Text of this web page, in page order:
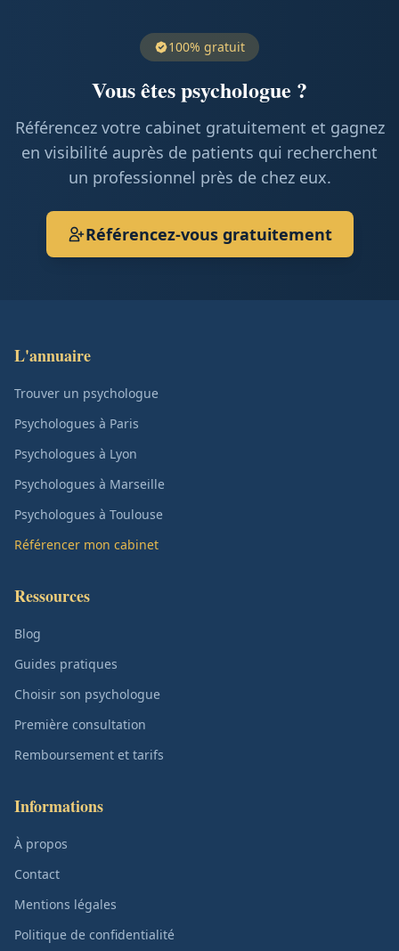
100% gratuit
Vous êtes psychologue ?
Référencez votre cabinet gratuitement et gagnez
en visibilité auprès de patients qui recherchent
un professionnel près de chez eux.
Référencez-vous gratuitement
L'annuaire
Trouver un psychologue
Psychologues à Paris
Psychologues à Lyon
Psychologues à Marseille
Psychologues à Toulouse
Référencer mon cabinet
Ressources
Blog
Guides pratiques
Choisir son psychologue
Première consultation
Remboursement et tarifs
Informations
À propos
Contact
Mentions légales
Politique de confidentialité